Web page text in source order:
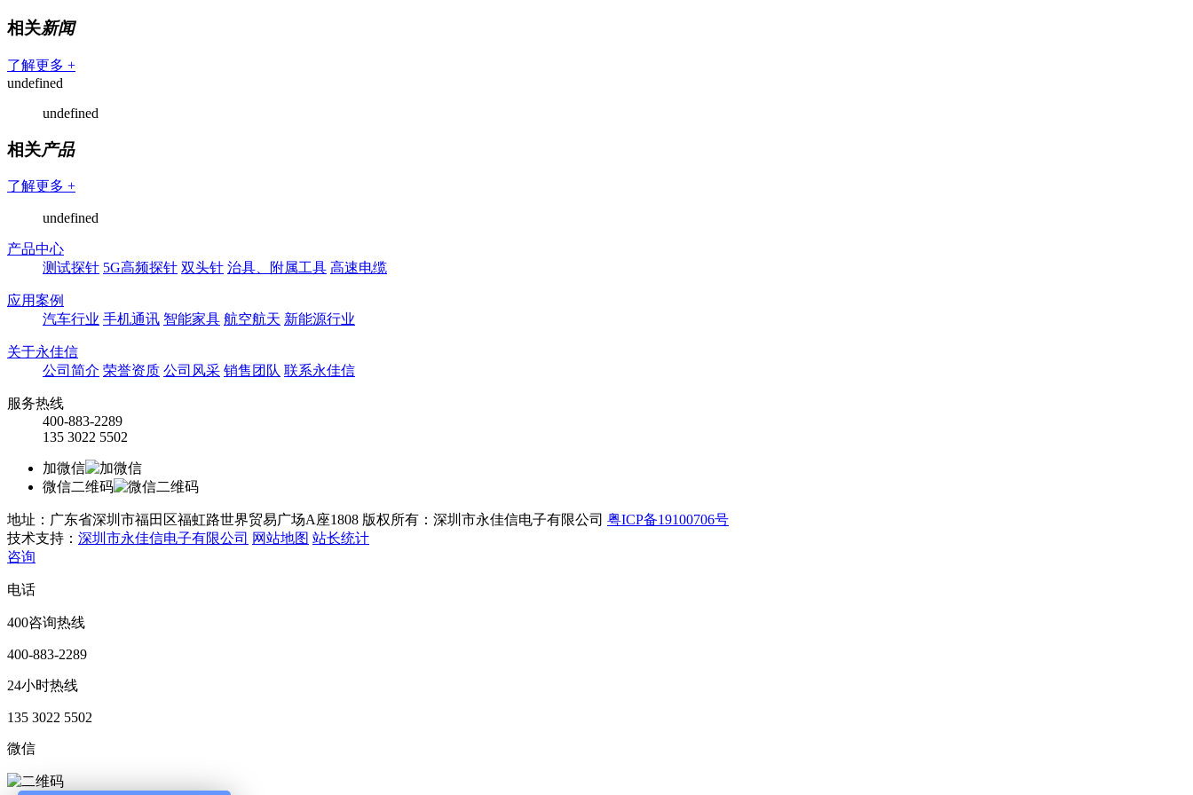
相关新闻
了解更多 +
undefined
undefined
相关产品
了解更多 +
undefined
产品中心
测试探针 5G高频探针 双头针 治具、附属工具 高速电缆
应用案例
汽车行业 手机通讯 智能家具 航空航天 新能源行业
关于永佳信
公司简介 荣誉资质 公司风采 销售团队 联系永佳信
服务热线
400-883-2289
135 3022 5502
加微信
微信二维码
地址：广东省深圳市福田区福虹路世界贸易广场A座1808 版权所有：深圳市永佳信电子有限公司 粤ICP备19100706号
技术支持： 深圳市永佳信电子有限公司 网站地图 站长统计
咨询
电话
400咨询热线
400-883-2289
24小时热线
135 3022 5502
微信